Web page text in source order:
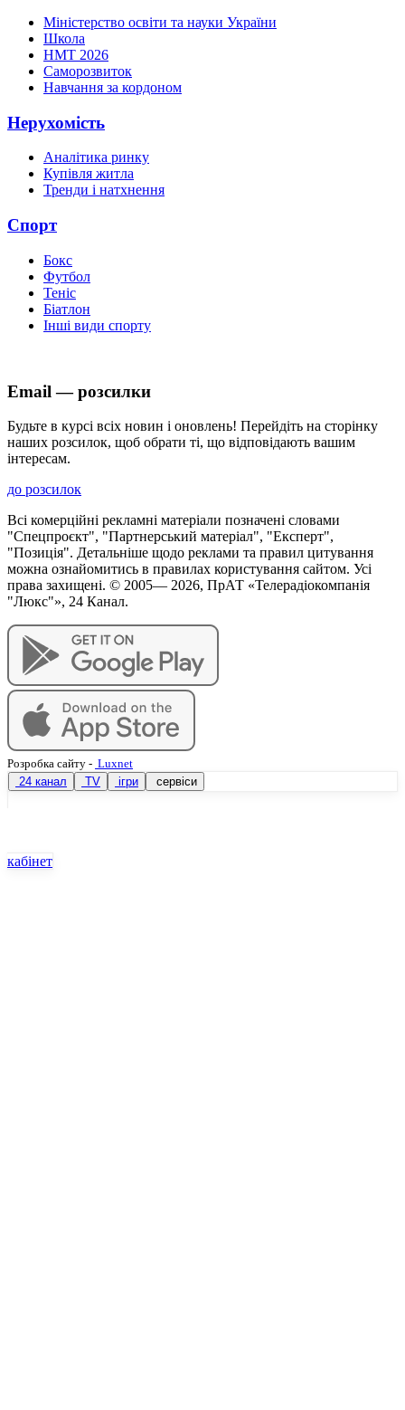
Міністерство освіти та науки України
Школа
НМТ 2026
Саморозвиток
Навчання за кордоном
Нерухомість
Аналітика ринку
Купівля житла
Тренди і натхнення
Спорт
Бокс
Футбол
Теніс
Біатлон
Інші види спорту
Email — розсилки
Будьте в курсі всіх новин і оновлень! Перейдіть на сторінку
наших розсилок, щоб обрати ті, що відповідають вашим
інтересам.
до розсилок
Всі комерційні рекламні матеріали позначені словами
"Спецпроєкт", "Партнерський матеріал", "Експерт",
"Позиція". Детальніше щодо реклами та правил цитування
можна ознайомитись в правилах користування сайтом. Усі
права захищені. © 2005— 2026, ПрАТ «Телерадіокомпанія
"Люкс"», 24 Канал.
Розробка сайту - Luxnet
24 канал
TV ігри сервіси
кабінет